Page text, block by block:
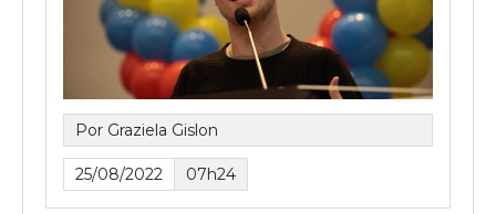
Por Graziela Gislon
25/08/2022 07h24